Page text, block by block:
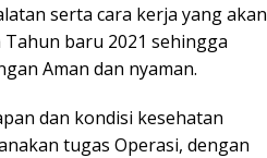
serta cara kerja yang akan
baru 2021 sehingga
Aman dan nyaman.
dan kondisi kesehatan
tugas Operasi, dengan